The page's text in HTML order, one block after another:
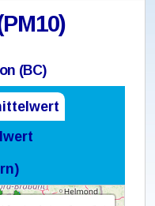
(BC)